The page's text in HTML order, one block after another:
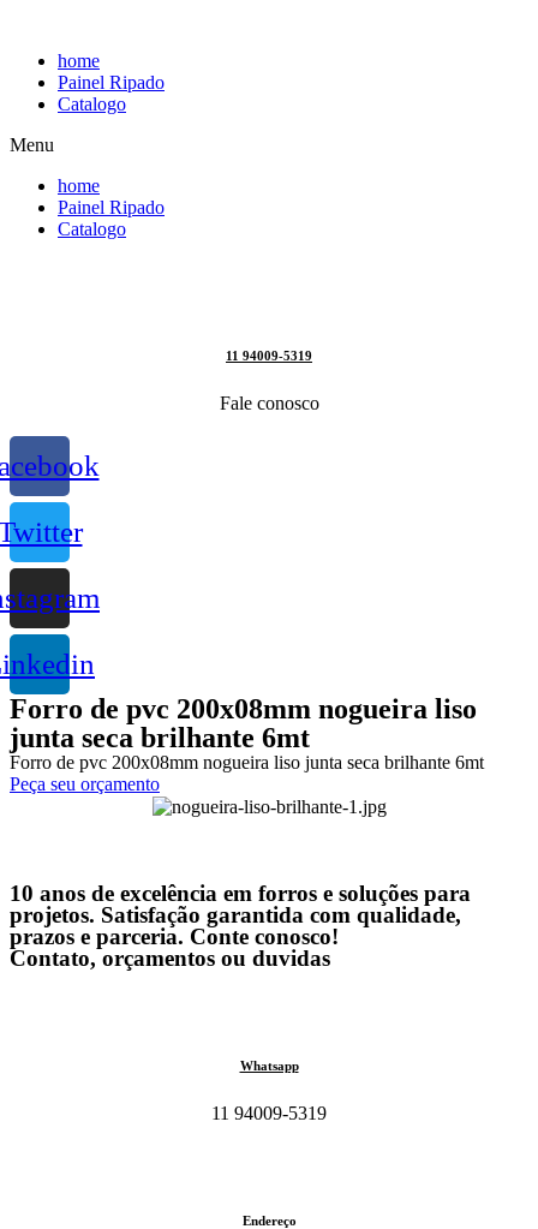
conteúdo
home
Painel Ripado
Catalogo
Menu
home
Painel Ripado
Catalogo
11 94009-5319
Fale conosco
Forro de pvc 200x08mm nogueira liso
junta seca brilhante 6mt
Forro de pvc 200x08mm nogueira liso junta seca brilhante 6mt
Peça seu orçamento
10 anos de excelência em forros e soluções para
projetos. Satisfação garantida com qualidade,
prazos e parceria. Conte conosco!
Contato, orçamentos ou duvidas
Whatsapp
11 94009-5319
Endereço